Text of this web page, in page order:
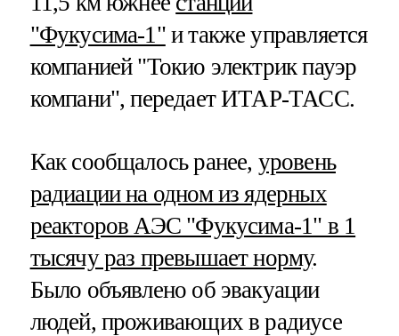
"Фукусима-1"и также управляется
компанией "Токио электрик пауэр
компани", передает ИТАР-ТАСС.
Как сообщалось ранее, уровень
радиации на одном из ядерных
реакторов АЭС "Фукусима-1" в 1
тысячу раз превышает норму.
Было объявлено об эвакуации
людей, проживающих в радиусе